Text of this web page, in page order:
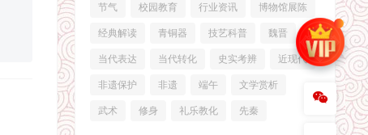
节气 校园教育 行业资讯 博物馆展陈
经典解读 青铜器 技艺科普 魏晋
当代表达 当代转化 史实考辨 近现代
非遗保护 非遗 端午 文学赏析
武术 修身 礼乐教化 先秦